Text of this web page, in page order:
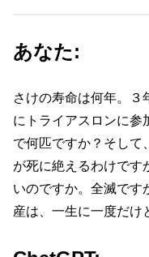
あなた:
さけの寿命は何年。３
にトライアスロンに参
で何匹ですか？そして
が死に絶えるわけです
いのですか。全滅です
産は、一生に一度だけ